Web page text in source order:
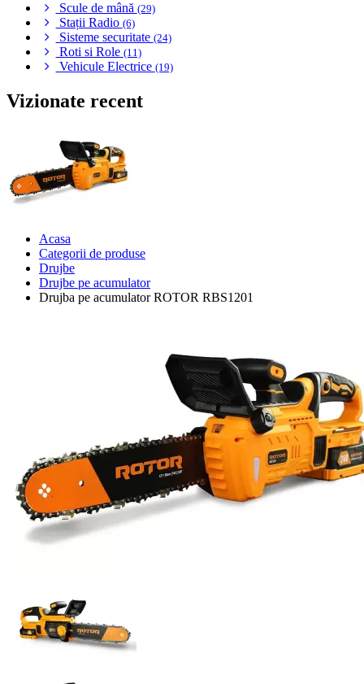
Scule de mână (29)
Stații Radio (6)
Sisteme securitate (24)
Roti si Role (11)
Vehicule Electrice (19)
Vizionate recent
Acasa
Categorii de produse
Drujbe
Drujbe pe acumulator
Drujba pe acumulator ROTOR RBS1201